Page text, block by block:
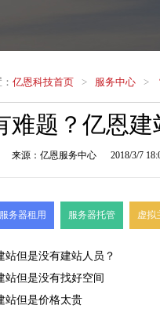
亿恩科技首页 > 服务中心 >
难题？亿恩
来源：亿恩服务中心 2018/3/7
服务器租用 服务器托管 虚拟
站但是没有建站人员？
站但是没有找好空间
站但是价格太贵